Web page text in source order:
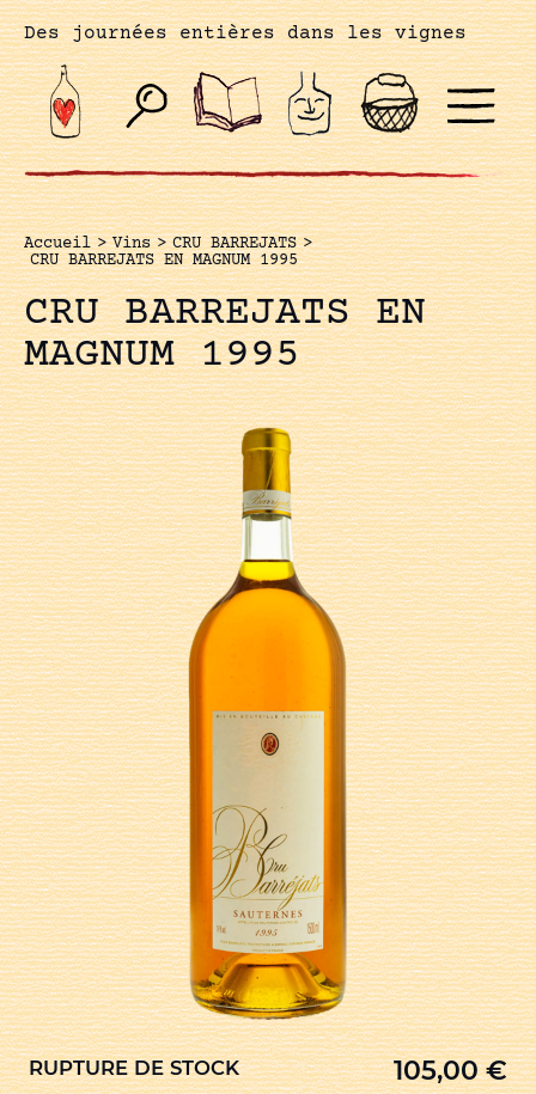
Des journées entières dans les vignes
Accueil > Vins > CRU BARREJATS >
CRU BARREJATS EN MAGNUM 1995
CRU BARREJATS EN
MAGNUM 1995
RUPTURE DE STOCK 105,00€